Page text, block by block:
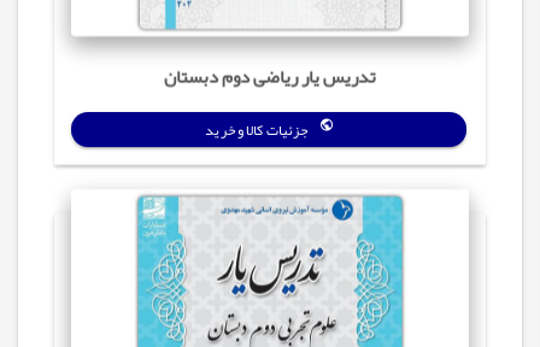
تدریس یار ریاضی دوم دبستان
جزئیات کالا و خرید